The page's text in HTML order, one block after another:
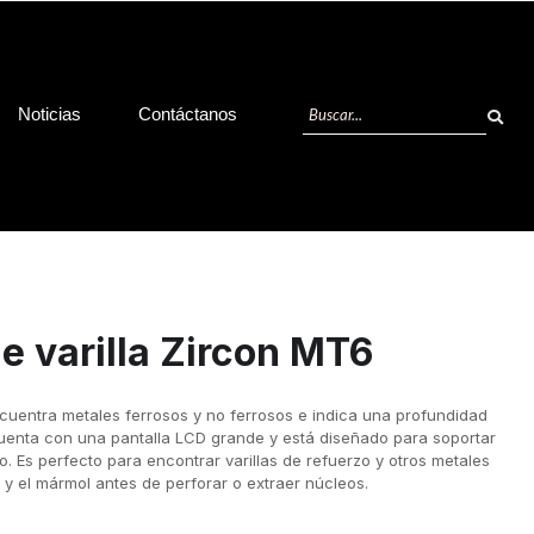
Noticias Contáctanos
varilla Zircon MT6
metales ferrosos y no ferrosos e indica una profundidad
con una pantalla LCD grande y está diseñado para soportar
Es perfecto para encontrar varillas de refuerzo y otros metales
el mármol antes de perforar o extraer núcleos.